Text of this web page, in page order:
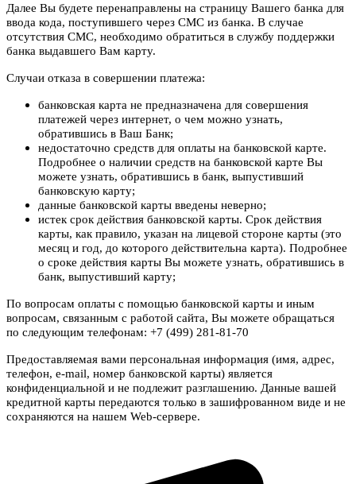
Далее Вы будете перенаправлены на страницу Вашего банка для
ввода кода, поступившего через СМС из банка. В случае
отсутствия СМС, необходимо обратиться в службу поддержки
банка выдавшего Вам карту.
Случаи отказа в совершении платежа:
банковская карта не предназначена для совершения
платежей через интернет, о чем можно узнать,
обратившись в Ваш Банк;
недостаточно средств для оплаты на банковской карте.
Подробнее о наличии средств на банковской карте Вы
можете узнать, обратившись в банк, выпустивший
банковскую карту;
данные банковской карты введены неверно;
истек срок действия банковской карты. Срок действия
карты, как правило, указан на лицевой стороне карты (это
месяц и год, до которого действительна карта). Подробнее
о сроке действия карты Вы можете узнать, обратившись в
банк, выпустивший карту;
По вопросам оплаты с помощью банковской карты и иным
вопросам, связанным с работой сайта, Вы можете обращаться
по следующим телефонам: +7 (499) 281-81-70
Предоставляемая вами персональная информация (имя, адрес,
телефон, e-mail, номер банковской карты) является
конфиденциальной и не подлежит разглашению. Данные вашей
кредитной карты передаются только в зашифрованном виде и не
сохраняются на нашем Web-сервере.